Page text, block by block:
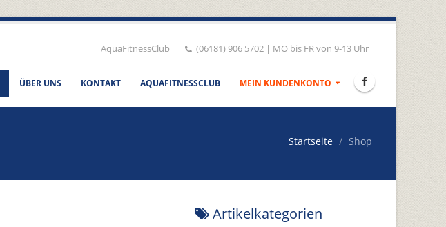
AquaFitnessClub (06181) 906 5702 | MO bis FR von 9-13 Uhr
ÜBER UNS KONTAKT AQUAFITNESSCLUB MEIN KUNDENKONTO
Startseite Shop
Artikelkategorien